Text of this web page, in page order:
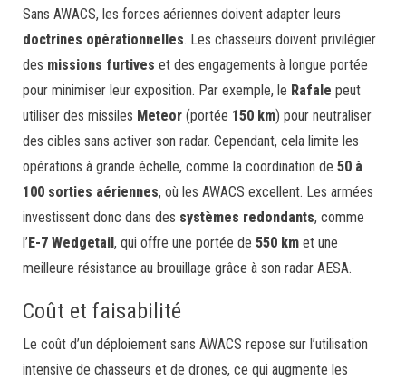
Sans AWACS, les forces aériennes doivent adapter leurs
doctrines opérationnelles. Les chasseurs doivent privilégier
des missions furtives et des engagements à longue portée
pour minimiser leur exposition. Par exemple, le Rafale peut
utiliser des missiles Meteor (portée 150 km) pour neutraliser
des cibles sans activer son radar. Cependant, cela limite les
opérations à grande échelle, comme la coordination de 50 à
100 sorties aériennes, où les AWACS excellent. Les armées
investissent donc dans des systèmes redondants, comme
l’ E-7 Wedgetail , qui offre une portée de 550 km et une
meilleure résistance au brouillage grâce à son radar AESA.
Coût et faisabilité
Le coût d’un déploiement sans AWACS repose sur l’utilisation
intensive de chasseurs et de drones, ce qui augmente les